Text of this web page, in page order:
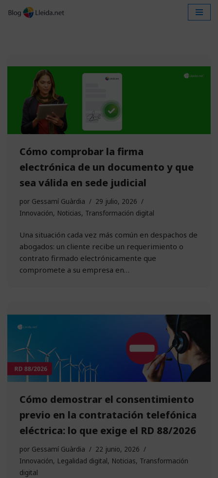
Cómo comprobar la firma
electrónica de un documento y que
sea válida en sede judicial
por Gessamí Guàrdia
29 julio, 2026
Innovación, Noticias, Transformación digital
Una situación cada vez más común en despachos de
abogados: un cliente recibe un requerimiento o
contrato firmado electrónicamente que
compromete a su empresa en…
Cómo demostrar el consentimiento
previo en la contratación telefónica
eléctrica: lo que exige el RD 88/2026
por Gessamí Guàrdia
22 junio, 2026
Innovación, Legalidad digital , Noticias, Transformación
digital